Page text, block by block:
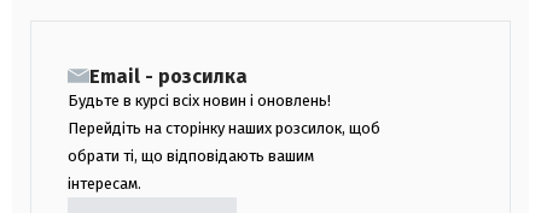
Email - розсилка
Будьте в курсі всіх новин і оновлень!
Перейдіть на сторінку наших розсилок, щоб
обрати ті, що відповідають вашим
інтересам.